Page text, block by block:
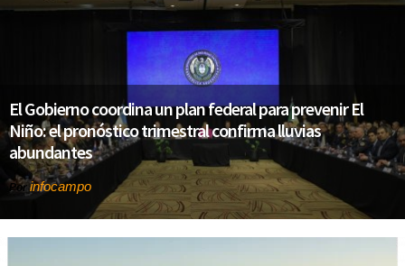
El Gobierno coordina un plan federal para prevenir El
Niño: el pronóstico trimestral confirma lluvias
abundantes
Por infocampo